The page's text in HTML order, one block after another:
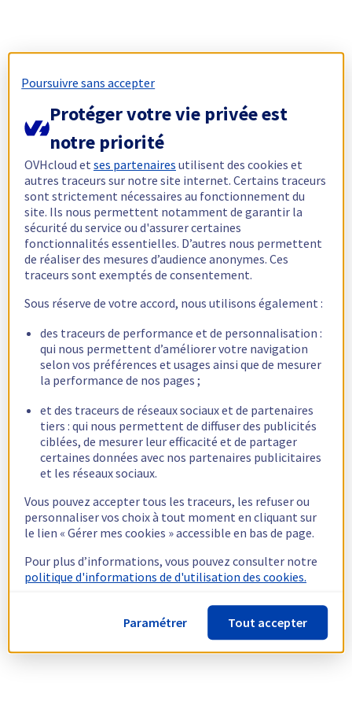
Poursuivre sans accepter
Protéger votre vie privée est
notre priorité
OVHcloud etses partenaires utilisent des cookies et
autres traceurs sur notre site internet. Certains traceurs
sont strictement nécessaires au fonctionnement du
site. Ils nous permettent notamment de garantir la
sécurité du service ou d'assurer certaines
fonctionnalités essentielles. D’autres nous permettent
de réaliser des mesures d’audience anonymes. Ces
traceurs sont exemptés de consentement.
Sous réserve de votre accord, nous utilisons également :
des traceurs de performance et de personnalisation :
qui nous permettent d’améliorer votre navigation
selon vos préférences et usages ainsi que de mesurer
la performance de nos pages ;
et des traceurs de réseaux sociaux et de partenaires
tiers : qui nous permettent de diffuser des publicités
ciblées, de mesurer leur efficacité et de partager
certaines données avec nos partenaires publicitaires
et les réseaux sociaux.
Vous pouvez accepter tous les traceurs, les refuser ou
personnaliser vos choix à tout moment en cliquant sur
le lien « Gérer mes cookies » accessible en bas de page.
Pour plus d’informations, vous pouvez consulter notre
politique d'informations de d'utilisation des cookies.
Paramétrer Tout accepter